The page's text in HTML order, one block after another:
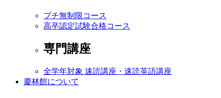
プチ無制限コース
高卒認定試験合格コース
専門講座
全学年対象 速読講座・速読英語講座
慶林館について